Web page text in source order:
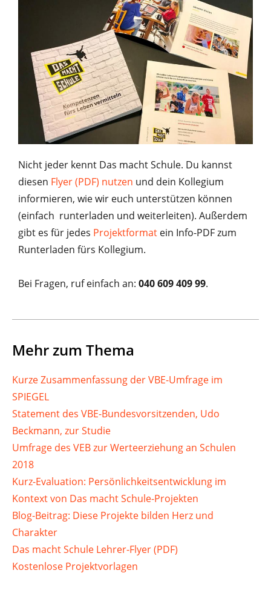
Nicht jeder kennt Das macht Schule. Du kannst
diesen Flyer (PDF) nutzen und dein Kollegium
informieren, wie wir euch unterstützen können
(einfach runterladen und weiterleiten). Außerdem
gibt es für jedes Projektformat ein Info-PDF zum
Runterladen fürs Kollegium.
Bei Fragen, ruf einfach an: 040 609 409 99.
Mehr zum Thema
Kurze Zusammenfassung der VBE-Umfrage im
SPIEGEL
Statement des VBE-Bundesvorsitzenden, Udo
Beckmann, zur Studie
Umfrage des VEB zur Werteerziehung an Schulen
2018
Kurz-Evaluation: Persönlichkeitsentwicklung im
Kontext von Das macht Schule-Projekten
Blog-Beitrag: Diese Projekte bilden Herz und
Charakter
Das macht Schule Lehrer-Flyer (PDF)
Kostenlose Projektvorlagen